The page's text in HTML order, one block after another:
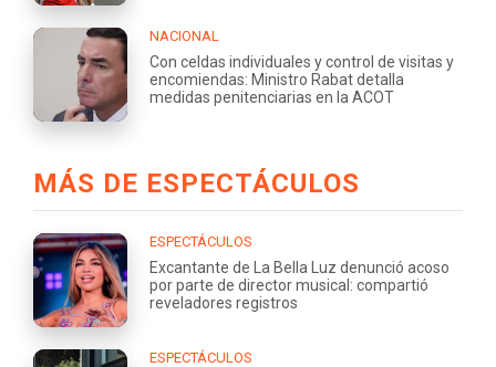
NACIONAL
Con celdas individuales y control de visitas y
encomiendas: Ministro Rabat detalla
medidas penitenciarias en la ACOT
MÁS DE ESPECTÁCULOS
ESPECTÁCULOS
Excantante de La Bella Luz denunció acoso
por parte de director musical: compartió
reveladores registros
ESPECTÁCULOS